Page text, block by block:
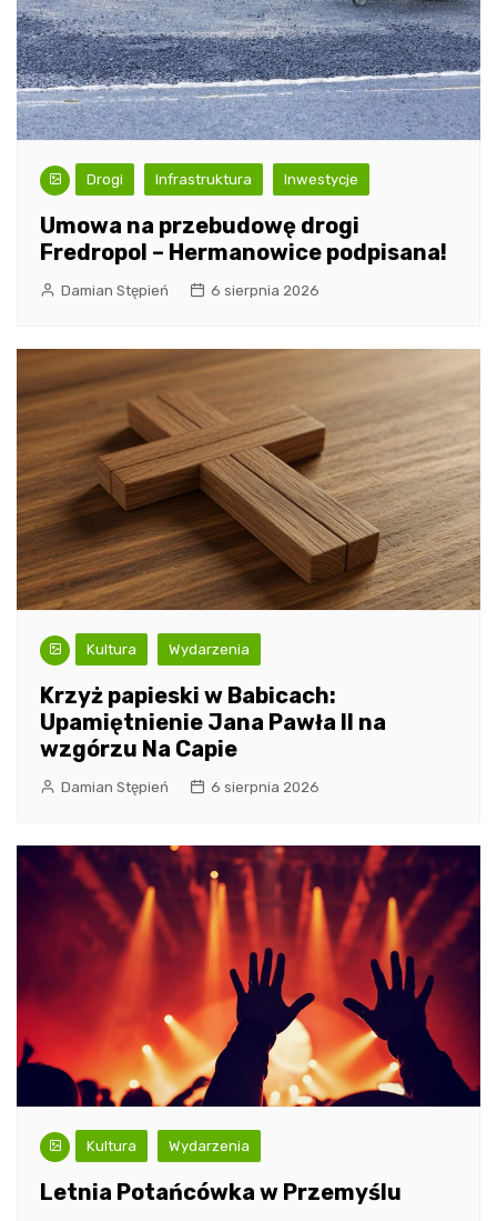
Drogi Infrastruktura Inwestycje
Umowa na przebudowę drogi
Fredropol – Hermanowice podpisana!
Damian Stępień 6 sierpnia 2026
Kultura Wydarzenia
Krzyż papieski w Babicach:
Upamiętnienie Jana Pawła II na
wzgórzu Na Capie
Damian Stępień 6 sierpnia 2026
Kultura Wydarzenia
Letnia Potańcówka w Przemyślu